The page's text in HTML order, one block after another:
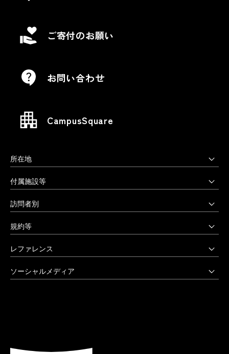
ご寄付のお願い
お問い合わせ
CampusSquare
所在地
上野毛キャンパス
〒158-8558 東京都世田谷区上野毛3-15-34
03-3702-1141（代）
八王子キャンパス
〒192-0394 東京都八王子市鑓水2-1723
付属施設等
多摩美術大学図書館
多摩美術大学美術館
アートテーク
アートアーカイヴセンター
生涯学習センター
訪問者別
受験生の方へ
受験上の配慮をご希望の方へ
在学生の方へ
卒業生の方へ
規約等
公益通報窓口
非常時の対応
激甚災害等の特別支援について
大学評価（認証評価）
レファレンス
創立90周年記念事業
卒業制作優秀作品集
ソーシャルメディア